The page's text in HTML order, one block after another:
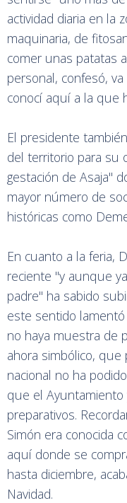
actividad diaria en la
maquinaria, de
comer unas patatas
personal, confesó,
conocí aquí a la que
El presidente
del territorio para su
gestación de Asaja"
mayor número de
históricas como
En cuanto a la feria,
reciente "y aunque
padre" ha sabido
este sentido
no haya muestra de
ahora simbólico, que
nacional no ha
que el
preparativos.
Simón era conocida
aquí donde se
hasta diciembre,
Navidad.